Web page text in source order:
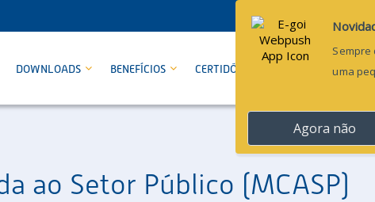
DOWNLOADS BENEFÍCIOS CERTIDÕES CONTATO
ao Setor Público (MCASP)